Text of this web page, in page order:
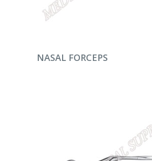
DEVAMINI OKU
NASAL FORCEPS